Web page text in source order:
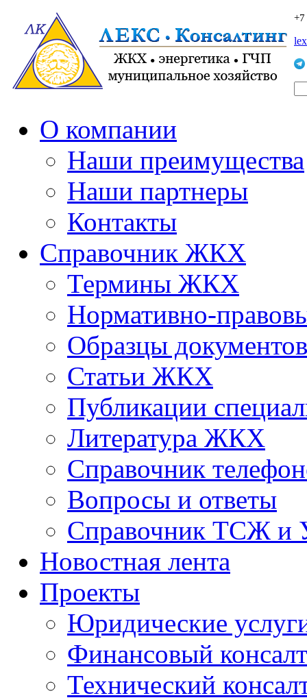
О компании
Наши преимущества
Наши партнеры
Контакты
Справочник ЖКХ
Термины ЖКХ
Нормативно-
Образцы документов
Статьи ЖКХ
Публикации
Литература ЖКХ
Справочник
Вопросы и ответы
Справочник ТСЖ и
Новостная лента
Проекты
Юридические
Финансовый
Технический